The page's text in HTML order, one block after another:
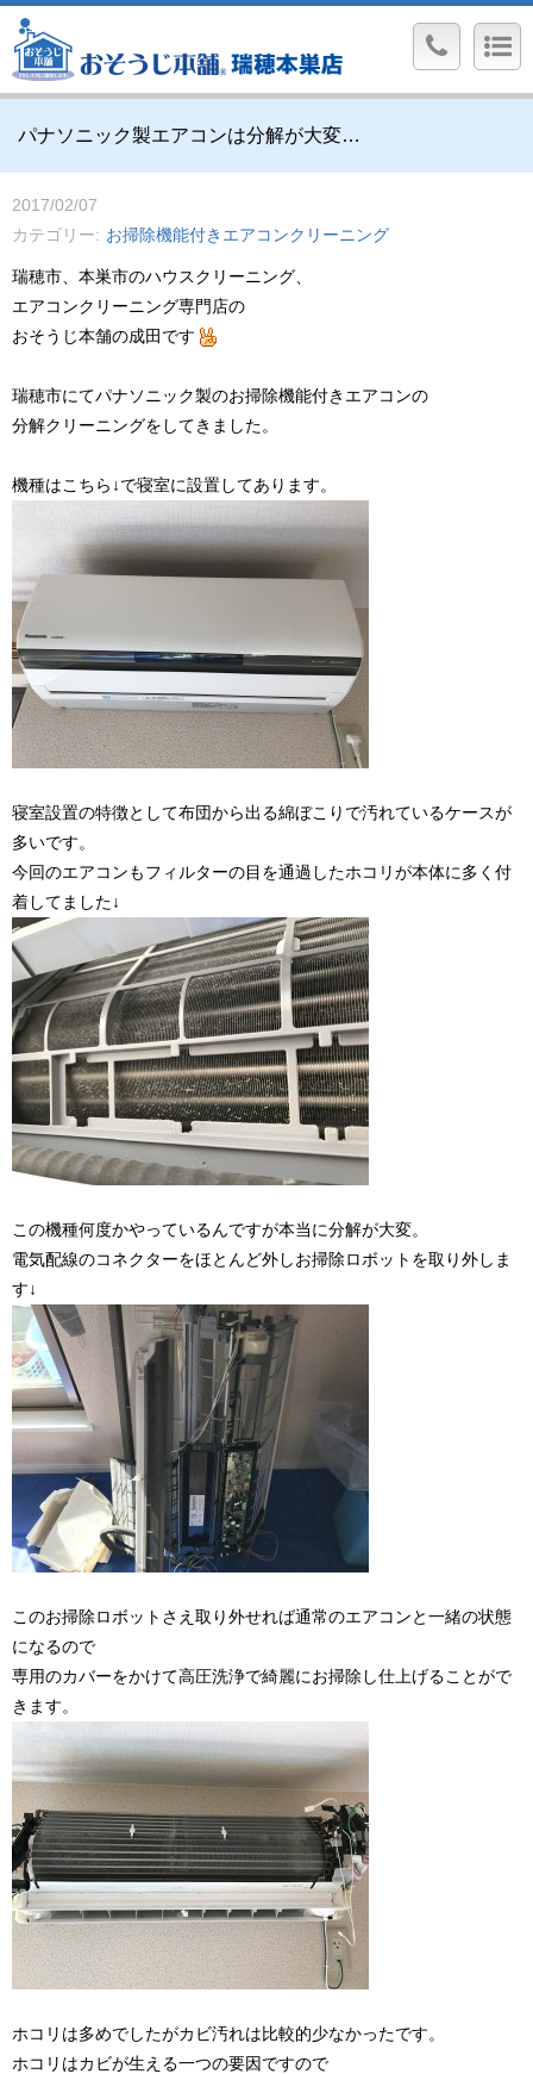
パナソニック製エアコンは分解が大変…
2017/02/07
カテゴリー
お掃除機能付きエアコンクリーニング
瑞穂市、本巣市のハウスクリーニング、
エアコンクリーニング専門店の
おそうじ本舗の成田です
瑞穂市にてパナソニック製のお掃除機能付きエアコンの
分解クリーニングをしてきました。
機種はこちら↓で寝室に設置してあります。
寝室設置の特徴として布団から出る綿ぼこりで汚れているケースが
多いです。
今回のエアコンもフィルターの目を通過したホコリが本体に多く付
着してました↓
この機種何度かやっているんですが本当に分解が大変。
電気配線のコネクターをほとんど外しお掃除ロボットを取り外しま
す↓
このお掃除ロボットさえ取り外せれば通常のエアコンと一緒の状態
になるので
専用のカバーをかけて高圧洗浄で綺麗にお掃除し仕上げることがで
きます。
ホコリは多めでしたがカビ汚れは比較的少なかったです。
ホコリはカビが生える一つの要因ですので